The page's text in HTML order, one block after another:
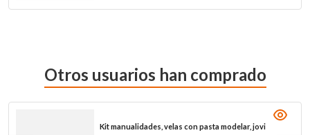
Otros usuarios han comprado
Kit manualidades, velas con pasta modelar, jovi